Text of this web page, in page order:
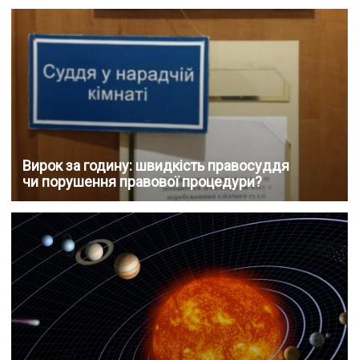
Вирок за годину: швидкість правосуддя
чи порушення правової процедури?